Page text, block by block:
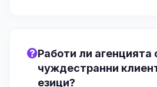
Работи ли агенцията
чуждестранни
езици?